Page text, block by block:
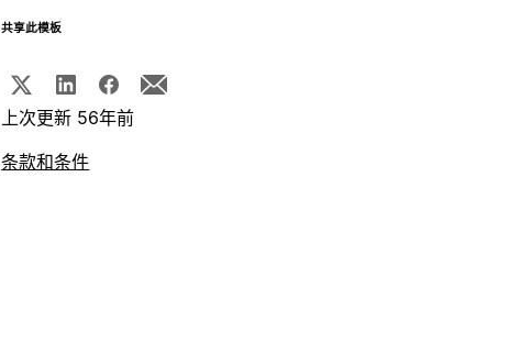
共享此模板
上次更新 56年前
条款和条件